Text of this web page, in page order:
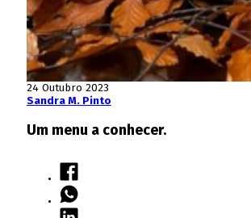
24 Outubro 2023
Sandra M. Pinto
Um menu a conhecer.